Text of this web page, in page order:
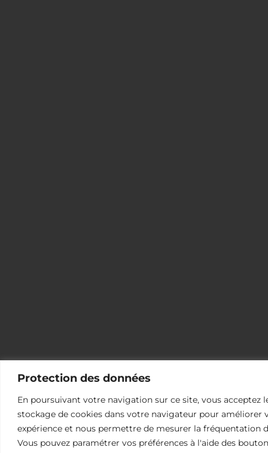
Protection des données
En poursuivant votre navigation sur ce site, vous acceptez
stockage de cookies dans votre navigateur pour améliorer
expérience et nous permettre de mesurer la fréquentation
Vous pouvez paramétrer vos préférences à l'aide des